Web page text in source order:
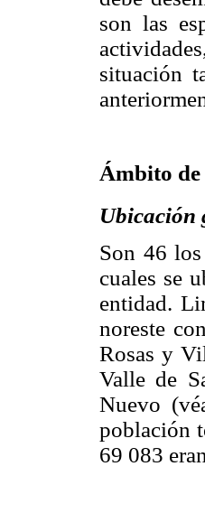
son las
situación
Ámbito de
Ubicación
Son 46
cuales se
entidad.
noreste
Rosas y
Valle de
Nuevo
población
69 083